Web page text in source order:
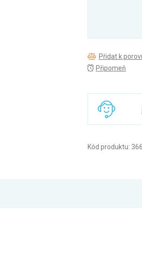
Přidat k
Připomeň
Kód produktu: